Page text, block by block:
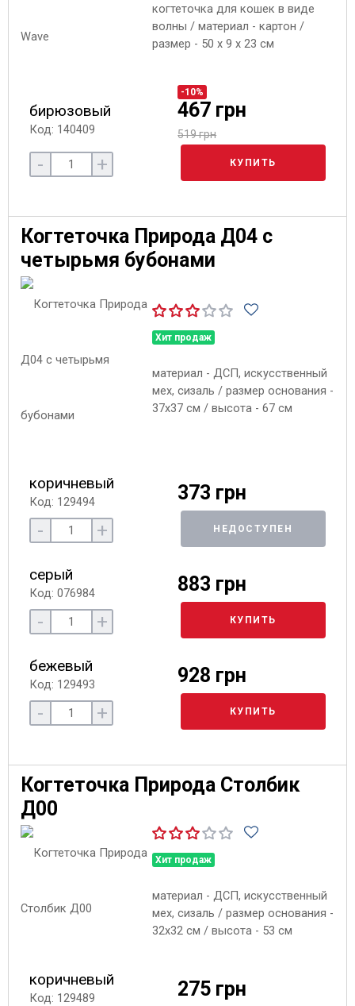
когтеточка для кошек в виде
волны / материал - картон /
размер - 50 x 9 x 23 см
бирюзовый
Код: 140409
-10%
467 грн
519 грн
- + КУПИТЬ
Когтеточка Природа Д04 с
четырьмя бубонами
Хит продаж
материал - ДСП, искусственный
мех, сизаль / размер основания -
37х37 см / высота - 67 см
коричневый
Код: 129494 373 грн
- + НЕДОСТУПЕН
серый
Код: 076984 883 грн
- + КУПИТЬ
бежевый
Код: 129493 928 грн
- + КУПИТЬ
Когтеточка Природа Столбик
Д00
Хит продаж
материал - ДСП, искусственный
мех, сизаль / размер основания -
32х32 см / высота - 53 см
коричневый
Код: 129489 275 грн